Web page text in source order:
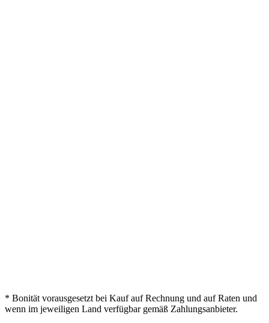
* Bonität vorausgesetzt bei Kauf auf Rechnung und auf Raten und
wenn im jeweiligen Land verfügbar gemäß Zahlungsanbieter.